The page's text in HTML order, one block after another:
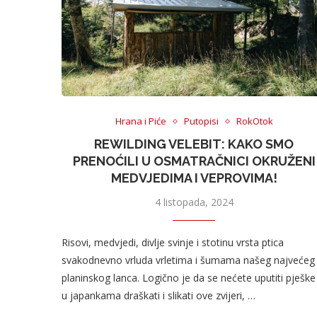
Hrana i Piće Putopisi RokOtok
REWILDING VELEBIT: KAKO SMO
PRENOĆILI U OSMATRAČNICI OKRUŽENI
MEDVJEDIMA I VEPROVIMA!
4 listopada, 2024
Risovi, medvjedi, divlje svinje i stotinu vrsta ptica
svakodnevno vrluda vrletima i šumama našeg najvećeg
planinskog lanca. Logično je da se nećete uputiti
u japankama draškati i slikati ove zvijeri, …